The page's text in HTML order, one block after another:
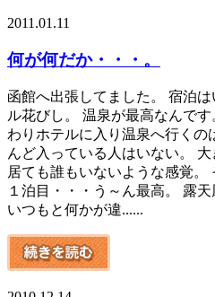
2011.01.11
何が何だか・・・。
函館へ出張してました。 宿泊
ル花びし。 温泉が最高なんで
わりホテルに入り温泉へ行くの
んど入っている人はいない。
居ても誰もいないような感覚。
１泊目・・・う～ん最高。 露
いつもと何かが違......